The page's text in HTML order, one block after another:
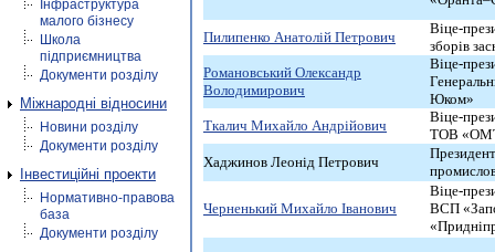
Інфраструктура
малого бізнесу
Школа
підприємництва
Документи розділу
Міжнародні відносини
Новини розділу
Документи розділу
Інвестиційні проекти
Нормативно-правова
база
Документи розділу
Пилипенко Анатолій Петрович
Віце-
зборів
Романовський Олександр
Володимирович
Віце-
Юком»
Ткалич Михайло Андрійович
Віце-
ТОВ
Хаджинов Леонід Петрович
Черненький Михайло Іванович
Віце-
ВСП